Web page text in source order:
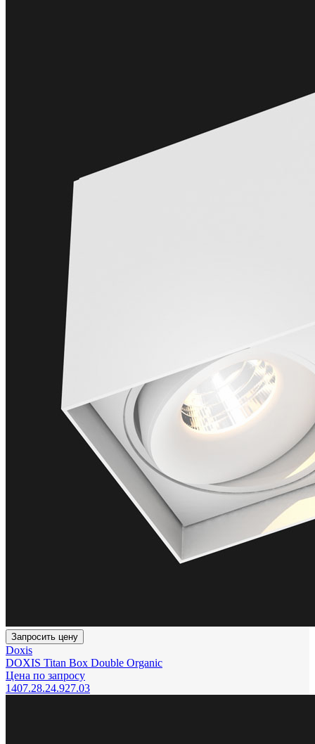
Запросить цену
Doxis
DOXIS Titan Box Double Organic
Цена по запросу
1407.28.24.927.03